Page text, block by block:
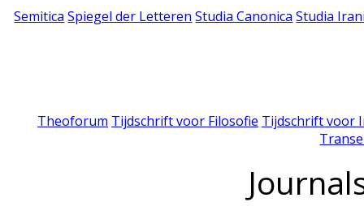
Semitica Spiegel der Letteren Studia Canonica Studia
Theoforum Tijdschrift voor Filosofie Tijdschrift voor